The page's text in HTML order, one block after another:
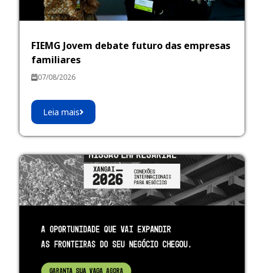
FIEMG Jovem debate futuro das empresas
familiares
07/08/2026
Leia mais